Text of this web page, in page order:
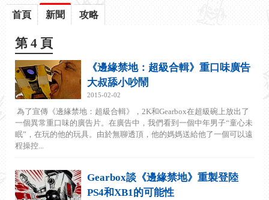
首頁 新聞 攻略
第 4 頁
《邊緣禁地：超級合輯》重口味廣告
大叔舔小吵鬧
2015-02-02
為了宣傳《邊緣禁地：超級合輯》，2K和Gearbox在超級碗上放出了
一個異常重口味的廣告片。在廣告中，我們看到一個中年男子“童心未
眠”，在玩的他的玩具。由於無聊透頂，他的媽媽送給他了一個可以遠
程操控...
Gearbox談《邊緣禁地》重製登陸
PS4和XB1的可能性